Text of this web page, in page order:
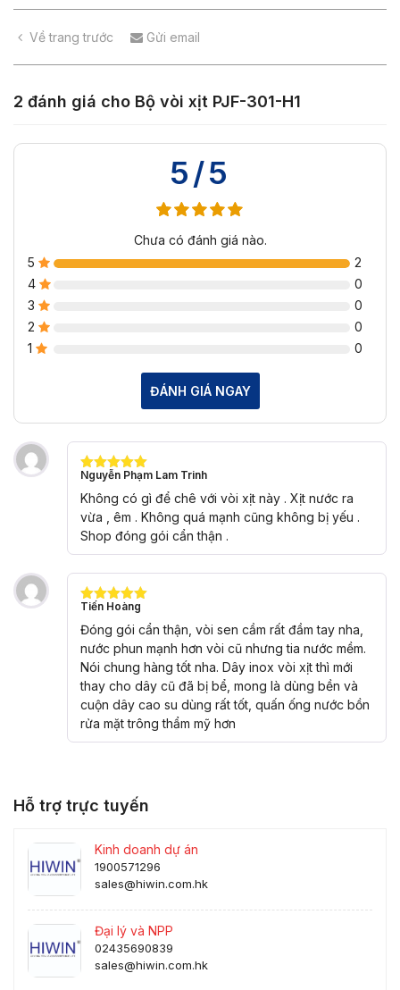
Về trang trước Gửi email
2 đánh giá cho Bộ vòi xịt PJF-301-H1
5/5
Chưa có đánh giá nào.
5
2
4
0
3
0
2
0
1
0
ĐÁNH GIÁ NGAY
Được xếp
hạng
sao
Nguyễn Phạm Lam Trinh
Không có gì để chê với vòi xịt này . Xịt nước ra
vừa , êm . Không quá mạnh cũng không bị yếu .
Shop đóng gói cẩn thận .
Được xếp
hạng
5
sao
Tiến Hoàng
Đóng gói cẩn thận, vòi sen cầm rất đầm tay nha,
nước phun mạnh hơn vòi cũ nhưng tia nước mềm.
Nói chung hàng tốt nha. Dây inox vòi xịt thì mới
thay cho dây cũ đã bị bể, mong là dùng bền và
cuộn dây cao su dùng rất tốt, quấn ống nước bồn
rửa mặt trông thẩm mỹ hơn
Hỗ trợ trực tuyến
Kinh doanh dự án
1900571296
sales@hiwin.com.hk
Đại lý và NPP
02435690839
sales@hiwin.com.hk